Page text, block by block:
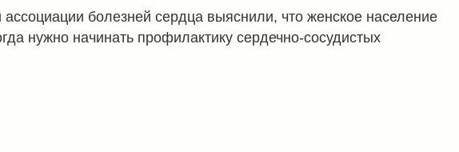
болезней сердца выяснили, что женское население
нужно начинать профилактику сердечно-сосудистых